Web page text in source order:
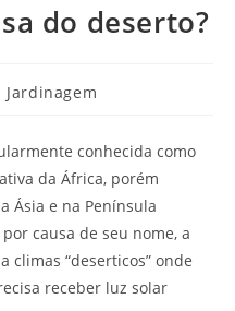
do deserto?
Jardinagem
conhecida como
da África, porém
Ásia e na Península
causa de seu nome, a
climas “deserticos” onde
receber luz solar